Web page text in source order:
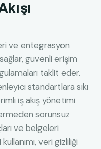
ve entegrasyon
güvenli erişim
taklit eder.
standartlara sıkı
iş akış yönetimi
sorunsuz
ve belgeleri
veri gizliliği